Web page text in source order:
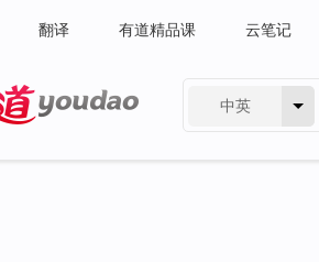
翻译 有道精品课 云笔记
中英